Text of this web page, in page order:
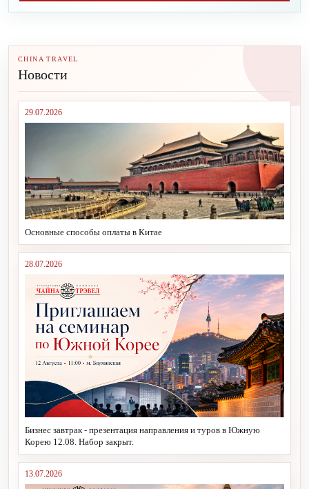
CHINA TRAVEL
Новости
29.07.2026
Основные способы оплаты в Китае
28.07.2026
Бизнес завтрак - презентация направления и туров в Южную
Корею 12.08. Набор закрыт.
13.07.2026